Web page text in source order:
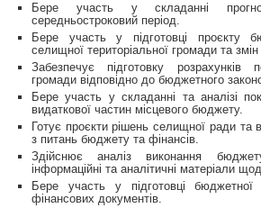
Бере участь у складанні
середньостроковий період.
Бере участь у підготовці проєкту
селищної територіальної громади та
Забезпечує підготовку розрахунків
громади відповідно до бюджетного
Бере участь у складанні та аналізі
видаткової частин місцевого бюджету.
Готує проєкти рішень селищної ради та
з питань бюджету та фінансів.
Здійснює аналіз виконання
інформаційні та аналітичні матеріали
Бере участь у підготовці бюджетної
фінансових документів.